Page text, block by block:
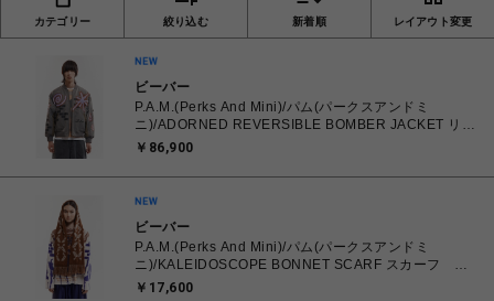
カテゴリー 絞り込む 新着順 レイアウト変更
ビーバー
P.A.M.(Perks And Mini)/パム(パークスアンドミ
ニ)/ADORNED REVERSIBLE BOMBER JACKET リバ
ーシブルボンバージャケット
￥86,900
ビーバー
P.A.M.(Perks And Mini)/パム(パークスアンドミ
ニ)/KALEIDOSCOPE BONNET SCARF スカーフ マ
フラー
￥17,600